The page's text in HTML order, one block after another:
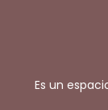
Es un